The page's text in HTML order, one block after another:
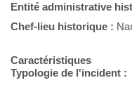
Entité administrative
Chef-lieu historique :
Caractéristiques
Typologie de l'incident :